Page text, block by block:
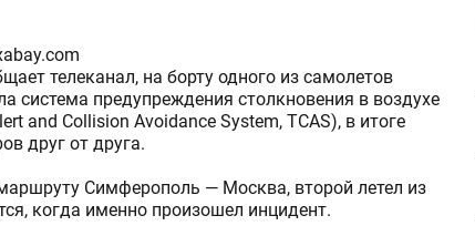
телеканал, на борту одного из самолетов
система предупреждения столкновения в воздухе
and Collision Avoidance System, TCAS), в итоге
друг от друга.
Симферополь — Москва, второй летел из
когда именно произошел инцидент.